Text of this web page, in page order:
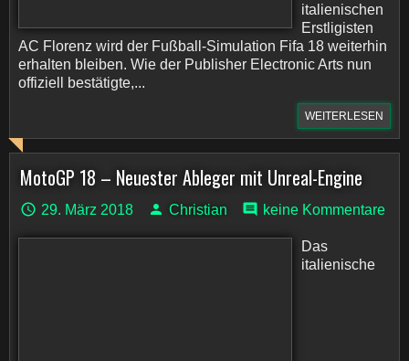
italienischen
Erstligisten
AC Florenz wird der Fußball-Simulation Fifa 18 weiterhin
erhalten bleiben. Wie der Publisher Electronic Arts nun
offiziell bestätigte,...
WEITERLESEN
MotoGP 18 – Neuester Ableger mit Unreal-Engine
29. März 2018 Christian keine Kommentare
Das
italienische